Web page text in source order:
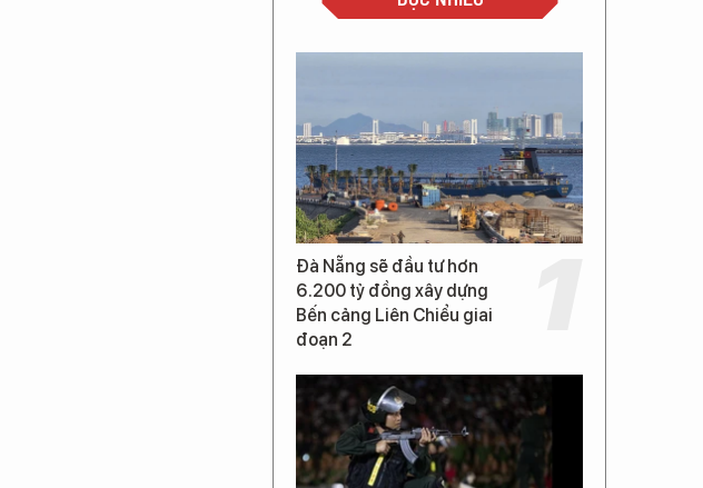
Đà Nẵng sẽ đầu tư hơn
6.200 tỷ đồng xây dựng
Bến cảng Liên Chiểu giai
đoạn 2